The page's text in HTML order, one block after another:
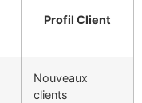
Profil Client
Nouveaux
clients